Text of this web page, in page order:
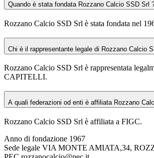
Quando è stata fondata Rozzano Calcio SSD Srl
Rozzano Calcio SSD Srl è stata fondata nel
Chi è il rappresentante legale di Rozzano Calcio
Rozzano Calcio SSD Srl è rappresentata
CAPITELLI.
A quali federazioni od enti è affiliata Rozzano
Rozzano Calcio SSD Srl è affiliata a FIGC.
Anno di fondazione 1967
Sede legale VIA MONTE AMIATA,34,